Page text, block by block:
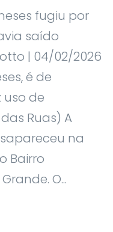
fugiu por
saído
| 04/02/2026
é de
de
Ruas) A
na
Bairro
O...